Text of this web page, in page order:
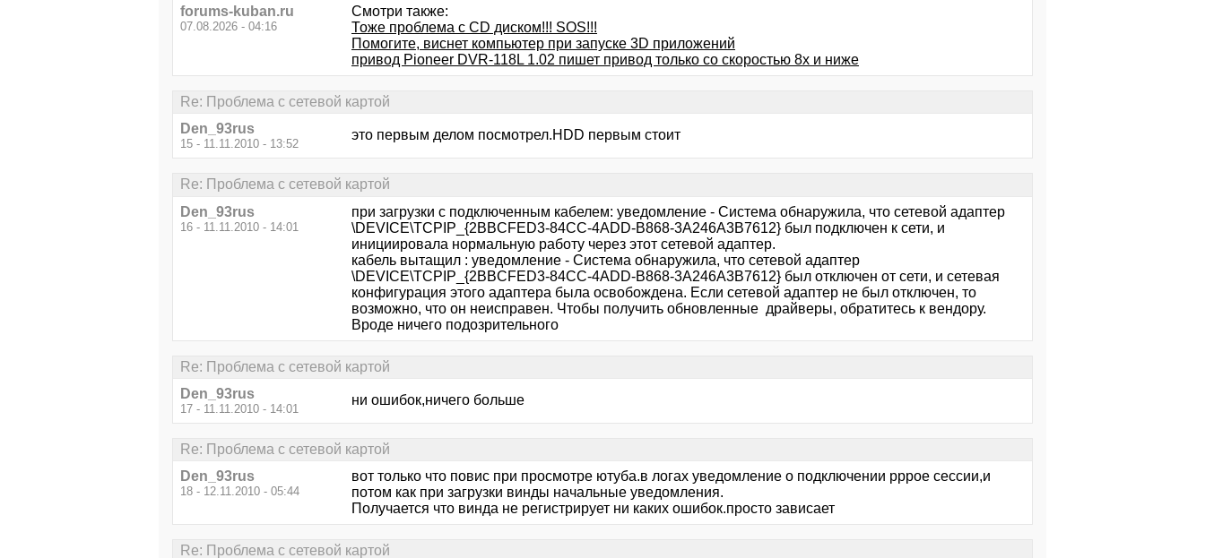
forums-kuban.ru
07.08.2026 - 04:16
Смотри также:
Тоже проблема с CD диском!!! SOS!!!
Помогите, виснет компьютер при запуске 3D приложений
привод Pioneer DVR-118L 1.02 пишет привод только со скоростью 8х и ниже
Re: Проблема с сетевой картой
Den_93rus
15 - 11.11.2010 - 13:52
это первым делом посмотрел.HDD первым стоит
Re: Проблема с сетевой картой
Den_93rus
16 - 11.11.2010 - 14:01
при загрузки с подключенным кабелем: уведомление - Система обнаружила, что сетевой адаптер
\DEVICE\TCPIP_{2BBCFED3-84CC-4ADD-B868-3A246A3B7612} был подключен к сети, и
инициировала нормальную работу через этот сетевой адаптер.
кабель вытащил : уведомление - Система обнаружила, что сетевой адаптер
\DEVICE\TCPIP_{2BBCFED3-84CC-4ADD-B868-3A246A3B7612} был отключен от сети, и сетевая
конфигурация этого адаптера была освобождена. Если сетевой адаптер не был отключен, то
возможно, что он неисправен. Чтобы получить обновленные драйверы, обратитесь к вендору.
Вроде ничего подозрительного
Re: Проблема с сетевой картой
Den_93rus
17 - 11.11.2010 - 14:01
ни ошибок,ничего больше
Re: Проблема с сетевой картой
Den_93rus
18 - 12.11.2010 - 05:44
вот только что повис при просмотре ютуба.в логах уведомление о подключении pppoe сессии,и
потом как при загрузки винды начальные уведомления.
Получается что винда не регистрирует ни каких ошибок.просто зависает
Re: Проблема с сетевой картой